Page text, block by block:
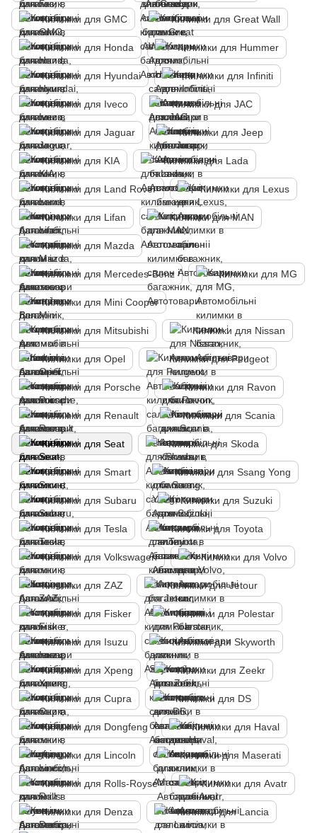
Килимки для GMC Килимки для Great Wall
Килимки для Honda Килимки для Hummer
Килимки для Hyundai Килимки для Infiniti
Килимки для Iveco Килимки для JAC
Килимки для Jaguar Килимки для Jeep
Килимки для KIA Килимки для Lada
Килимки для Land Rover Килимки для Lexus
Килимки для Lifan Килимки для MAN
Килимки для Mazda
Килимки для Mercedes-Benz Килимки для MG
Килимки для Mini Cooper
Килимки для Mitsubishi Килимки для Nissan
Килимки для Opel Килимки для Peugeot
Килимки для Porsche Килимки для Ravon
Килимки для Renault Килимки для Scania
Килимки для Seat Килимки для Skoda
Килимки для Smart Килимки для Ssang Yong
Килимки для Subaru Килимки для Suzuki
Килимки для Tesla Килимки для Toyota
Килимки для Volkswagen Килимки для Volvo
Килимки для ZAZ Килимки для Jetour
Килимки для Fisker Килимки для Polestar
Килимки для Isuzu Килимки для Skyworth
Килимки для Xpeng Килимки для Zeekr
Килимки для Cupra Килимки для DS
Килимки для Dongfeng Килимки для Haval
Килимки для Lincoln Килимки для Maserati
Килимки для Rolls-Royse Килимки для Avatr
Килимки для Denza Килимки для Lancia